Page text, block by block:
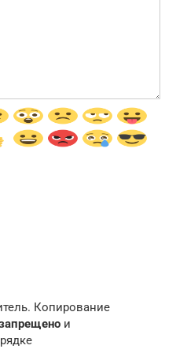
Копирование
и